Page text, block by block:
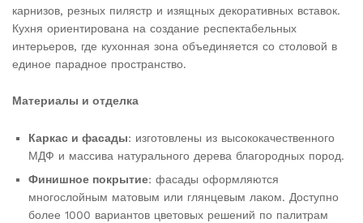
карнизов, резных пилястр и изящных декоративных вставок.
Кухня ориентирована на создание респектабельных
интерьеров, где кухонная зона объединяется со столовой в
единое парадное пространство.
Материалы и отделка
Каркас и фасады: изготовлены из высококачественного
МДФ и массива натурального дерева благородных пород.
Финишное покрытие: фасады оформляются
многослойным матовым или глянцевым лаком. Доступно
более 1000 вариантов цветовых решений по палитрам